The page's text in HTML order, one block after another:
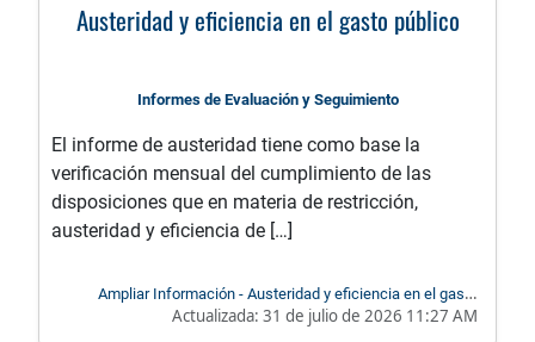
Austeridad y eficiencia en el gasto público
Informes de Evaluación y Seguimiento
El informe de austeridad tiene como base la
verificación mensual del cumplimiento de las
disposiciones que en materia de restricción,
austeridad y eficiencia de […]
Ampliar Información - Austeridad y eficiencia en el gasto
público
Actualizada: 31 de julio de 2026 11:27 AM